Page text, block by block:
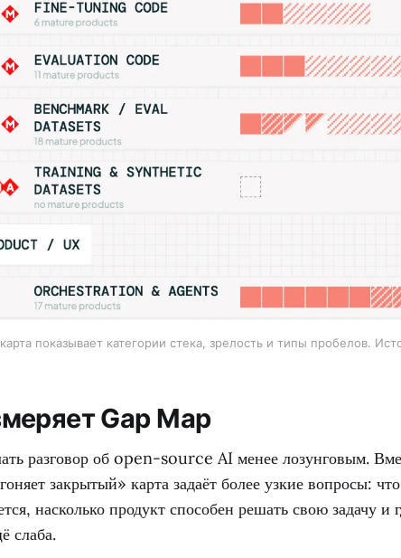
показывает категории стека, зрелость и типы пробелов.
Gap Map
разговор об open-source AI менее лозунговым.
закрытый» карта задаёт более узкие вопросы:
насколько продукт способен решать свою задачу и
слаба.